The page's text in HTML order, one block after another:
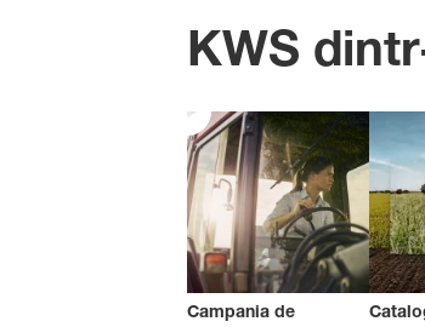
KWS
Campania de